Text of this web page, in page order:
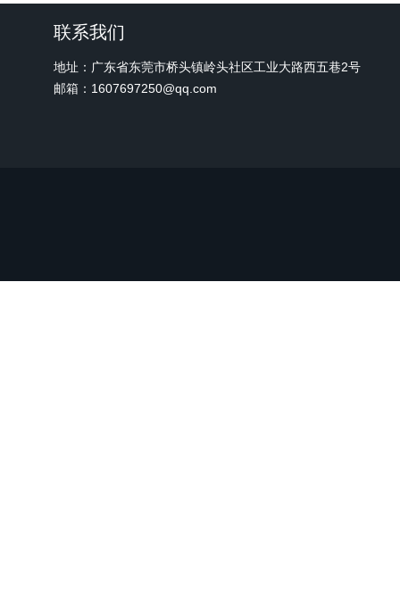
联系我们
地址：广东省东莞市桥头镇岭头社区工业大路西五巷2号
邮箱：1607697250@qq.com